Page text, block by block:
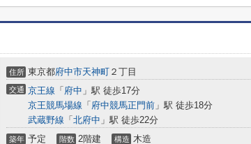
住所 東京都府中市天神町 ２丁目
交通 京王線 「 府中 」駅 徒歩17分
京王競馬場線 「 府中競馬正門前 」駅 徒歩18分
武蔵野線 「 北府中 」駅 徒歩22分
築年 予定 階数 2階建 構造 木造